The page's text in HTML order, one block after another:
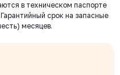
можно оплатить в
Счету, с указанием его № в
в техническом паспорте
срок на запасные
месяцев.